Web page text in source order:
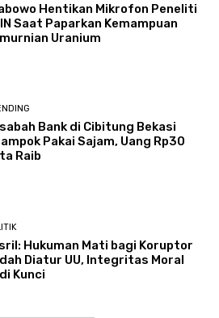
Hentikan Mikrofon Peneliti
Saat Paparkan Kemampuan
Uranium
Bank di Cibitung Bekasi
Pakai Sajam, Uang Rp30
Raib
Hukuman Mati bagi Koruptor
Diatur UU, Integritas Moral
Kunci